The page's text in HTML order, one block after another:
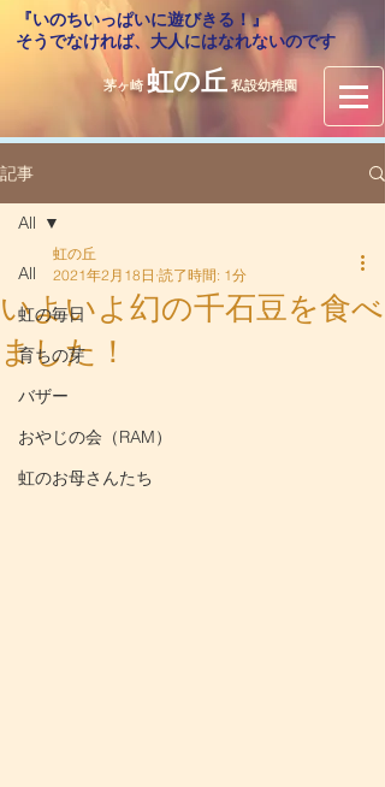
『いのちいっぱいに遊びきる！』
​そうでなければ、大人にはなれないのです
茅ヶ崎 虹の丘 私設幼稚園
記事
All
虹の毎日
育ちの芽
バザー
おやじの会（RAM）
虹のお母さんたち
All
いよいよ幻の千石豆を食べ
ました！
虹の丘
2021年2月18日 読了時間: 1分